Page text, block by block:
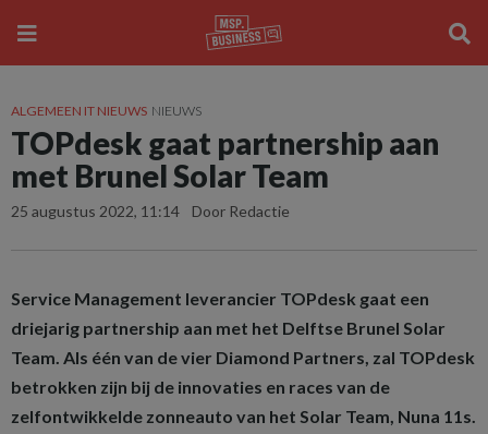
ALGEMEEN IT NIEUWS NIEUWS
TOPdesk gaat partnership aan
met Brunel Solar Team
25 augustus 2022, 11:14 Door Redactie
Service Management leverancier TOPdesk gaat een
driejarig partnership aan met het Delftse Brunel Solar
Team. Als één van de vier Diamond Partners, zal TOPdesk
betrokken zijn bij de innovaties en races van de
zelfontwikkelde zonneauto van het Solar Team, Nuna 11s.